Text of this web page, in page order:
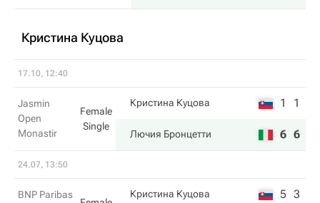
Кристина Куцова
17.10, 12:40
Jasmin
Open
Monastir
Female
Single
Кристина Куцова 1 1
Лючия Бронцетти 6 6
24.07, 13:50
BNP Paribas
Кристина Куцова 5 3